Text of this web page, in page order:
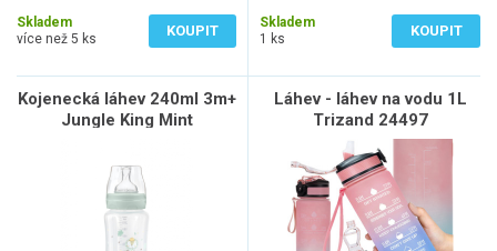
Skladem
více než 5 ks
KOUPIT
Skladem
1 ks
KOUPIT
Kojenecká láhev 240ml 3m+
Jungle King Mint
Láhev - láhev na vodu 1L
Trizand 24497